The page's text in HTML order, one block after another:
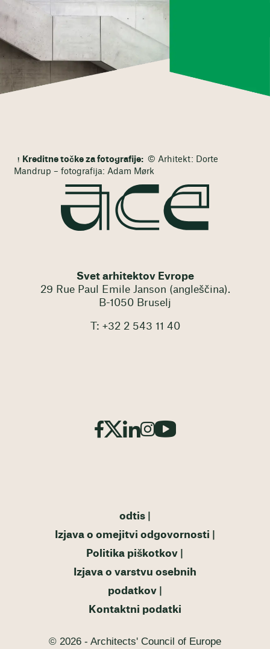
Kreditne točke za fotografije: © Arhitekt: Dorte
Mandrup – fotografija: Adam Mørk
Svet arhitektov Evrope
29 Rue Paul Emile Janson (angleščina).
B-1050 Bruselj
T: +32 2 543 11 40
odtis
Izjava o omejitvi odgovornosti
Politika piškotkov
Izjava o varstvu osebnih
podatkov
Kontaktni podatki
© 2026 - Architects' Council of Europe